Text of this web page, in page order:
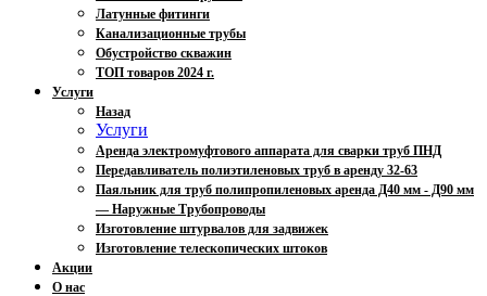
Латунные фитинги
Канализационные трубы
Обустройство скважин
ТОП товаров 2024 г.
Услуги
Назад
Услуги
Аренда электромуфтового аппарата для сварки труб ПНД
Передавливатель полиэтиленовых труб в аренду 32-63
Паяльник для труб полипропиленовых аренда Д40 мм - Д90 мм
— Наружные Трубопроводы
Изготовление штурвалов для задвижек
Изготовление телескопических штоков
Акции
О нас